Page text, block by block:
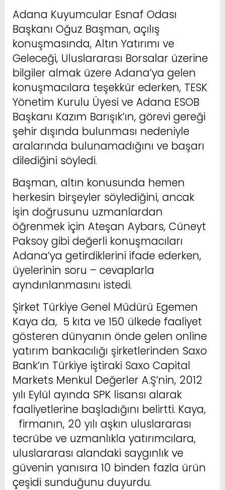
Adana Kuyumcular Esnaf Odası
Başkanı Oğuz Başman, açılış
konuşmasında, Altın Yatırımı ve
Geleceği, Uluslararası Borsalar üzerine
bilgiler almak üzere Adana’ya gelen
konuşmacılara teşekkür ederken, TESK
Yönetim Kurulu Üyesi ve Adana ESOB
Başkanı Kazım Barışık’ın, görevi gereği
şehir dışında bulunması nedeniyle
aralarında bulunamadığını ve başarı
dilediğini söyledi.
Başman, altın konusunda hemen
herkesin birşeyler söylediğini, ancak
işin doğrusunu uzmanlardan
öğrenmek için Ateşan Aybars, Cüneyt
Paksoy gibi değerli konuşmacıları
Adana’ya getirdiklerini ifade ederken,
üyelerinin soru – cevaplarla
ayndınlanmasını istedi.
Şirket Türkiye Genel Müdürü Egemen
Kaya da, 5 kıta ve 150 ülkede faaliyet
gösteren dünyanın önde gelen online
yatırım bankacılığı şirketlerinden Saxo
Bank’ın Türkiye iştiraki Saxo Capital
Markets Menkul Değerler A.Ş’nin, 2012
yılı Eylül ayında SPK lisansı alarak
faaliyetlerine başladığını belirtti. Kaya,
firmanın, 20 yılı aşkın uluslararası
tecrübe ve uzmanlıkla yatırımcılara,
uluslararası alandaki saygınlık ve
güvenin yanısıra 10 binden fazla ürün
çeşidi sunduğunu duyurdu.